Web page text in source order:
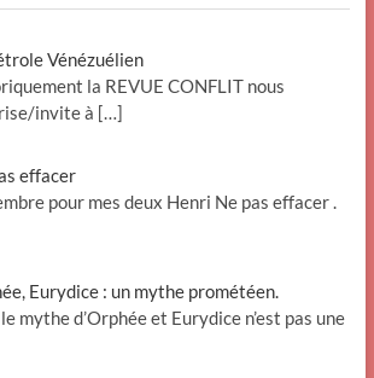
Vénézuélien
la REVUE CONFLIT nous
invite à […]
effacer
pour mes deux Henri Ne pas effacer .
Eurydice : un mythe prométéen.
mythe d’Orphée et Eurydice n’est pas une